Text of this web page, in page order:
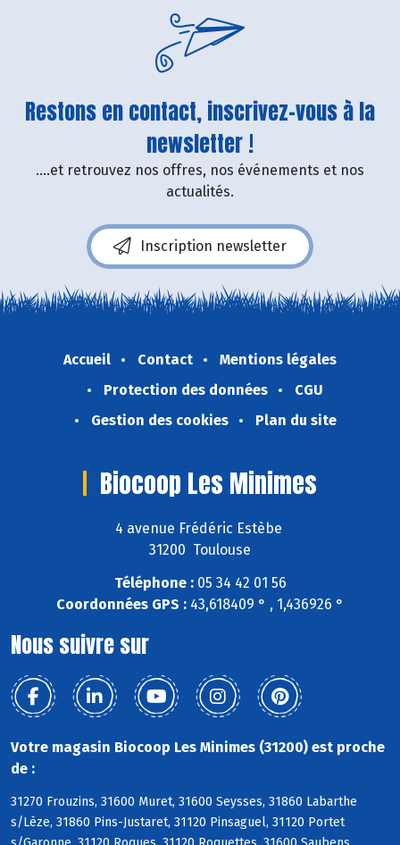
Restons en contact, inscrivez-vous à la
newsletter !
....et retrouvez nos offres, nos événements et nos
actualités.
Inscription newsletter
Accueil Contact
Mentions légales
Protection des données
CGU
Gestion des cookies
Plan du site
Biocoop Les Minimes
4 avenue Frédéric Estèbe
31200 Toulouse
Téléphone :05 34 42 01 56
Coordonnées GPS : 43,618409 ° , 1,436926 °
Nous suivre sur
Votre magasin Biocoop Les Minimes (31200) est proche
de :
31270 Frouzins, 31600 Muret, 31600 Seysses, 31860 Labarthe
s/Lèze, 31860 Pins-Justaret, 31120 Pinsaguel, 31120 Portet